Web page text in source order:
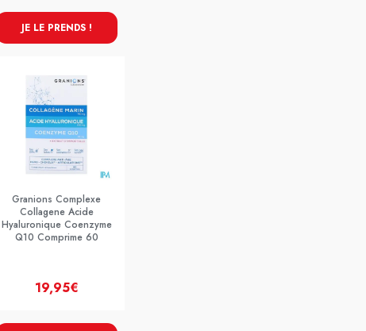
JE LE PRENDS !
Granions Complexe
Collagene Acide
Hyaluronique Coenzyme
Q10 Comprime 60
19,95€